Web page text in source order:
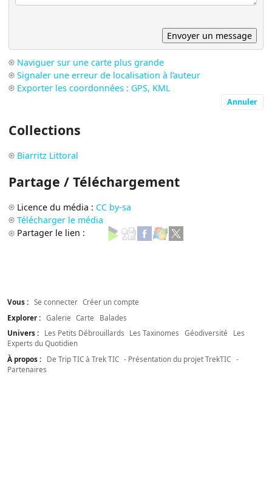
Naviguer sur une carte plus grande
Signaler une erreur de localisation à l’auteur
Exporter les coordonnées : GPS, KML
Annuler
Collections
Biarritz Littoral
Partage / Téléchargement
Licence du média : CC by-sa
Télécharger le média
Partager le lien :
Vous : Se connecter Créer un compte
Explorer : Galerie Carte
Balades
Univers :
Les Petits Débrouillards Les Taxinomes Géodiversité
Les
Experts du Quotidien
À propos :
De Trip TIC à Trek TIC - Présentation du projet TrekTIC -
Partenaires